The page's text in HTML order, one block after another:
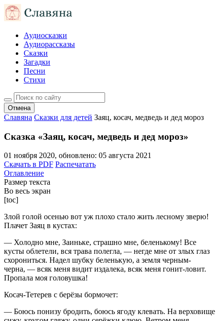
Аудиосказки
Аудиорассказы
Сказки
Загадки
Песни
Стихи
Отмена
Славяна Сказки для детей Заяц, косач, медведь и дед мороз
Сказка «Заяц, косач, медведь и дед мороз»
01 ноября 2020, обновлено: 05 августа 2021
Скачать в PDF Распечатать
Оглавление
Размер текста
Во весь экран
[toc]
Злой голой осенью вот уж плохо стало жить лесному зверю!
Плачет Заяц в кустах:
— Холодно мне, Заиньке, страшно мне, беленькому! Все
кусты облетели, вся трава полегла, — негде мне от злых глаз
схорониться. Надел шубку беленькую, а земля черным-
черна, — всяк меня видит издалека, всяк меня гонит-ловит.
Пропала моя головушка!
Косач-Тетерев с берёзы бормочет:
— Боюсь понизу бродить, боюсь ягоду клевать. На верховище